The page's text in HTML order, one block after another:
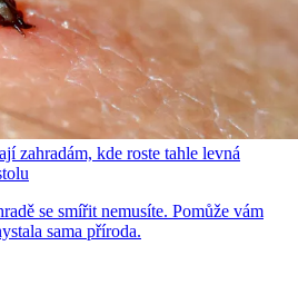
zahradám, kde roste tahle levná
se smířit nemusíte. Pomůže vám
sama příroda.